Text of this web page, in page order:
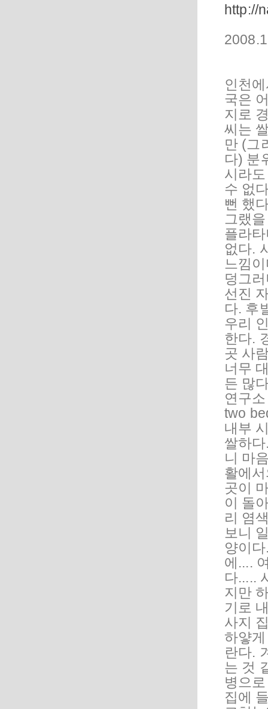
http://
인천
국은
지로
씨는
만 (그
다) 분
시라
수 없
뻔 했
그랬
플라
없다.
느낌
덩그
선진
다. 후
우리
한다.
곳 사
너무
든 많
연구
two
내부
쌀하
니 마
활에
곳이
이 돌
리 염
보니
양이
에....
다.....
지만
기로
사지
하얗
란다.
는 것
병으
집에